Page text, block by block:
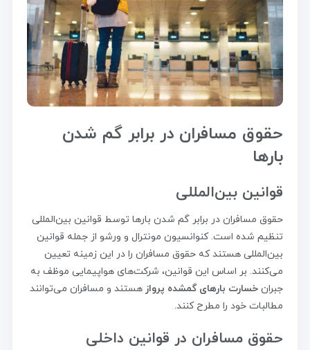
حقوق مسافران در برابر گم شدن
بارها
قوانین بین‌المللی
حقوق مسافران در برابر گم شدن بارها توسط قوانین بین‌المللی
تنظیم شده است. کنوانسیون مونترال و ورشو از جمله قوانین
بین‌المللی هستند که حقوق مسافران را در این زمینه تعیین
می‌کنند. بر اساس این قوانین، شرکت‌های هواپیمایی موظف به
جبران خسارت بارهای گمشده پرواز هستند و مسافران می‌توانند
مطالبات خود را مطرح کنند.
حقوق مسافران در قوانین داخلی